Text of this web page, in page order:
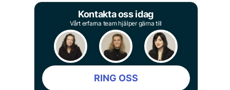
Kontakta oss idag
Vårt erfarna team hjälper gärna till
RING OSS